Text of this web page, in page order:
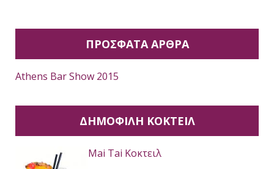
ΠΡΟΣΦΑΤΑ ΑΡΘΡΑ
Athens Bar Show 2015
ΔΗΜΟΦΙΛΉ ΚΟΚΤΕΙΛ
Mai Tai Κοκτειλ